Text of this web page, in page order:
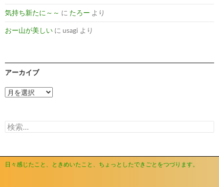
気持ち新たに～～ に たろー より
おー山が美しい に usagi より
アーカイブ
ア
ー
ブ
検
索:
日々感じたこと、ときめいたこと、ちょっとしたできごとをつづります。